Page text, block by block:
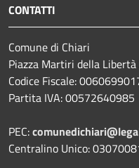
CONTATTI
Comune di Chiari
Piazza Martiri della
Codice Fiscale:
Partita IVA: 00572640985
PEC:
Centralino Unico: